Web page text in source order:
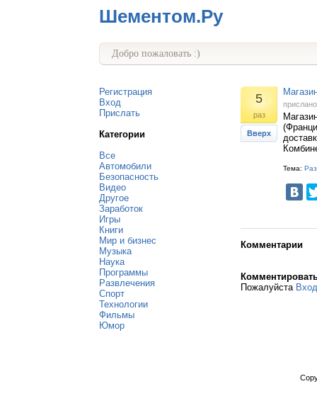
Шементом.Ру
Добро пожаловать :)
Регистрация
Вход
Прислать
Категории
Все
Автомобили
Безопасность
Видео
Другое
Заработок
Игры
Книги
Мир и бизнес
Музыка
Наука
Программы
Развлечения
Спорт
Технологии
Фильмы
Юмор
5
раз
Вверх
Тема:
Комментарии
Пожалуйста Вход